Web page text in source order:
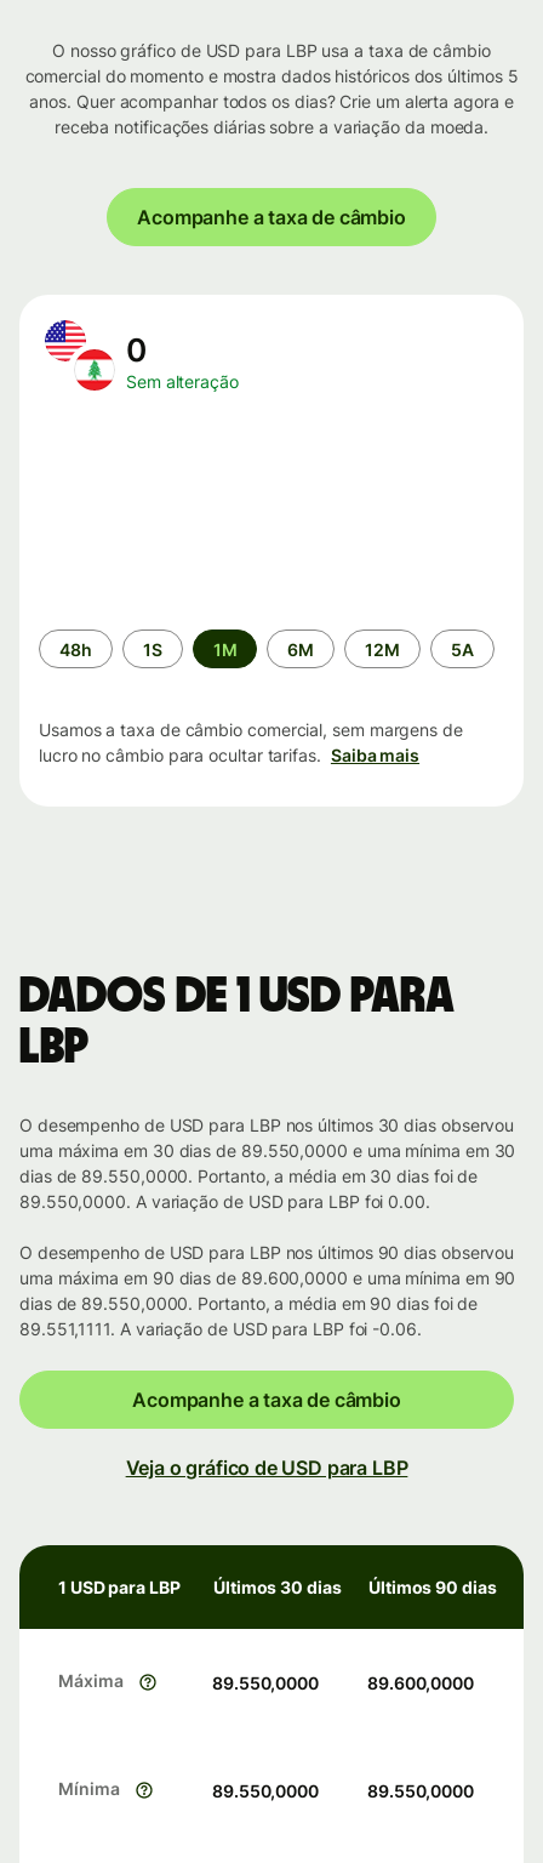
O nosso gráfico de USD para LBP usa a taxa de câmbio
comercial do momento e mostra dados históricos dos últimos 5
anos. Quer acompanhar todos os dias? Crie um alerta agora e
receba notificações diárias sobre a variação da moeda.
Acompanhe a taxa de câmbio
0
Sem alteração
Período
de
48h 1S 1M 6M 12M 5A
Usamos a taxa de câmbio comercial, sem margens de
lucro no câmbio para ocultar tarifas. Saiba mais
Dados de 1 USD para
LBP
O desempenho de USD para LBP nos últimos 30 dias observou
uma máxima em 30 dias de 89.550,0000 e uma mínima em 30
dias de 89.550,0000. Portanto, a média em 30 dias foi de
89.550,0000. A variação de USD para LBP foi 0.00.
O desempenho de USD para LBP nos últimos 90 dias observou
uma máxima em 90 dias de 89.600,0000 e uma mínima em 90
dias de 89.550,0000. Portanto, a média em 90 dias foi de
89.551,1111. A variação de USD para LBP foi -0.06.
Acompanhe a taxa de câmbio
Veja o gráfico de USD para LBP
1 USD para LBP Últimos 30 dias Últimos 90 dias
Máxima 89.550,0000 89.600,0000
Mínima 89.550,0000 89.550,0000